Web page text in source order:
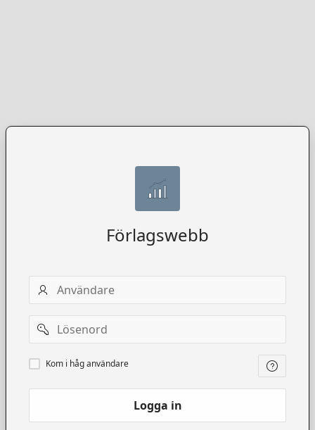
Förlagswebb
Användarnamn
Lösenord
Kom
ihåg
Kom i håg användare
Logga in